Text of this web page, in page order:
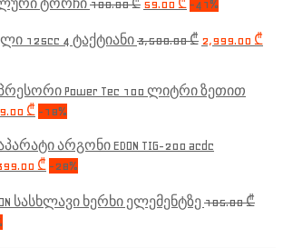
ტორჩი100.00₾ 59.00 ₾ -41%
125cc 4 ტაქტიანი3,500.00₾ 2,999.00 ₾
Power Tec 100 ლიტრი ზეთით
₾ -18%
არგონი EDON TIG-200 acdc
₾ -28%
სასხლავი ხერხი ელემენტზე185.00₾